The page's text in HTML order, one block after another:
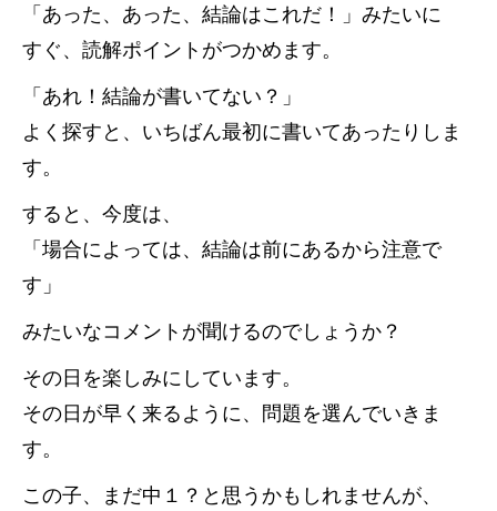
「あった、あった、結論はこれだ！」みたいに
すぐ、読解ポイントがつかめます。
「あれ！結論が書いてない？」
よく探すと、いちばん最初に書いてあったりしま
す。
すると、今度は、
「場合によっては、結論は前にあるから注意で
す」
みたいなコメントが聞けるのでしょうか？
その日を楽しみにしています。
その日が早く来るように、問題を選んでいきま
す。
この子、まだ中１？と思うかもしれませんが、